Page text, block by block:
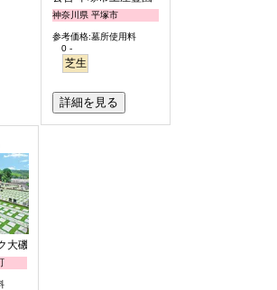
神奈川県 平塚市
参考価格:墓所使用料
0 -
芝生
詳細を見る
大磯